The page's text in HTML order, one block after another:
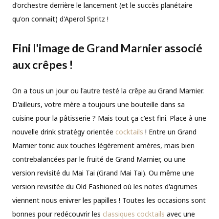
d'orchestre derrière le lancement (et le succès planétaire
qu'on connait) d'Aperol Spritz !
Fini l'image de Grand Marnier associé
aux crêpes !
On a tous un jour ou l'autre testé la crêpe au Grand Marnier.
D'ailleurs, votre mère a toujours une bouteille dans sa
cuisine pour la pâtisserie ? Mais tout ça c'est fini. Place à une
nouvelle drink stratégy orientée cocktails ! Entre un Grand
Marnier tonic aux touches légèrement amères, mais bien
contrebalancées par le fruité de Grand Marnier, ou une
version revisité du Mai Tai (Grand Mai Tai). Ou même une
version revisitée du Old Fashioned où les notes d'agrumes
viennent nous enivrer les papilles ! Toutes les occasions sont
bonnes pour redécouvrir les classiques cocktails avec une